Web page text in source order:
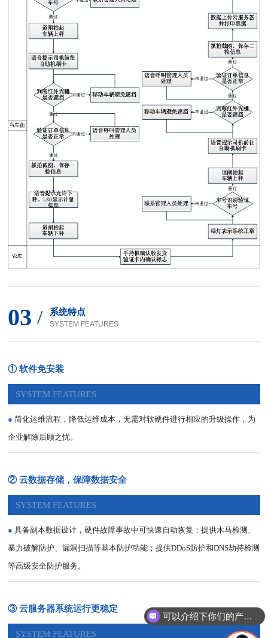
03 / 系统特点
SYSTEM FEATURES
① 软件免安装
SYSTEM FEATURES
● 简化运维流程，降低运维成本，无需对软硬件进行相应的升级操作，为
企业解除后顾之忧。
② 云数据存储，保障数据安全
SYSTEM FEATURES
● 具备副本数据设计，硬件故障事故中可快速自动恢复；提供木马检测、
暴力破解防护、漏洞扫描等基本防护功能；提供DDoS防护和DNS劫持检测
等高级安全防护服务。
③ 云服务器系统运行更稳定
SYSTEM FEATURES
可以介绍下你们的产品么